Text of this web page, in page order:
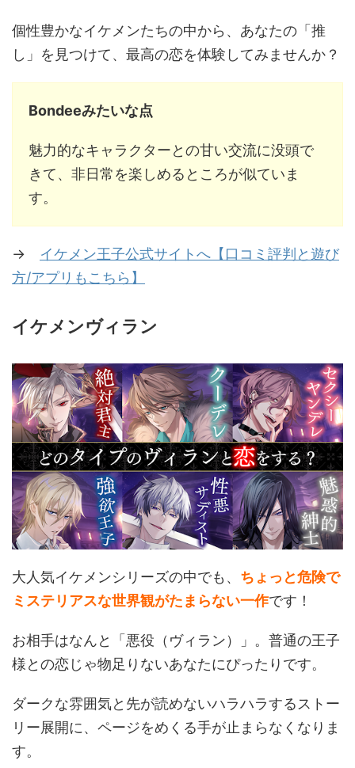
個性豊かなイケメンたちの中から、あなたの「推
し」を見つけて、最高の恋を体験してみませんか？
Bondeeみたいな点
魅力的なキャラクターとの甘い交流に没頭で
きて、非日常を楽しめるところが似ていま
す。
→ イケメン王子公式サイトへ【口コミ評判と遊び
方/アプリもこちら】
イケメンヴィラン
大人気イケメンシリーズの中でも、 ちょっと危険で
ミステリアスな世界観がたまらない一作です！
お相手はなんと「悪役（ヴィラン）」。普通の王子
様との恋じゃ物足りないあなたにぴったりです。
ダークな雰囲気と先が読めないハラハラするストー
リー展開に、ページをめくる手が止まらなくなりま
す。